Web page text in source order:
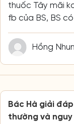
thuốc Tây mãi
fb của BS, BS
Hồng
Bác Hà giải
thường và